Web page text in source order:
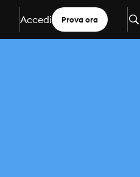
Accedi Prova ora